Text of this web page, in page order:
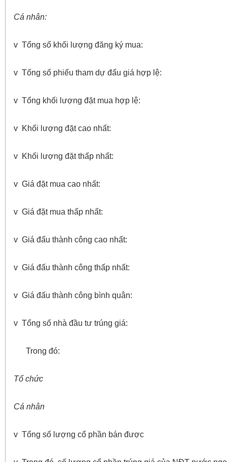
Cá nhân:
v Tổng số khối lượng đăng ký mua:
v Tổng số phiếu tham dự đấu giá hợp lệ:
v Tổng khối lượng đặt mua hợp lệ:
v Khối lượng đặt cao nhất:
v Khối lượng đặt thấp nhất:
v Giá đặt mua cao nhất:
v Giá đặt mua thấp nhất:
v Giá đấu thành công cao nhất:
v Giá đấu thành công thấp nhất:
v Giá đấu thành công bình quân:
v Tổng số nhà đầu tư trúng giá:
Trong đó:
Tổ chức
Cá nhân
v Tổng số lượng cổ phần bán được